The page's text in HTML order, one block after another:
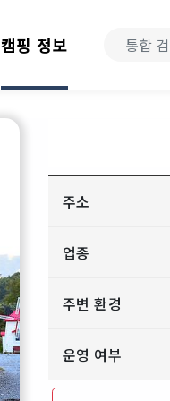
캠핑 정보
주소
업종
주변 환경
운영 여부